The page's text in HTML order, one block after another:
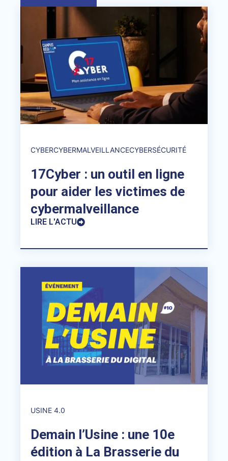
CYBERCYBERMALVEILLANCECYBERSÉCURITÉ
17Cyber : un outil en ligne
pour aider les victimes de
cybermalveillance
LIRE L'ACTU
USINE 4.0
Demain l’Usine : une 10e
édition à La Brasserie du